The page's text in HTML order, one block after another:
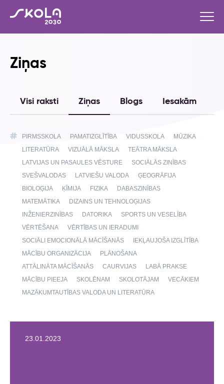
Ziņas
Visi raksti Ziņas Blogs Iesakām
PIRMSSKOLA PAMATIZGLĪTĪBA VIDUSSKOLA
MŪZIKA
LITERATŪRA
VIZUĀLĀ MĀKSLA
TEĀTRA MĀKSLA
LATVIJAS UN PASAULES VĒSTURE
SOCIĀLĀS ZINĪBAS
SVEŠVALODAS
LATVIEŠU VALODA
ĢEOGRĀFIJA
BIOLOĢIJA
ĶĪMIJA FIZIKA
DABASZINĪBAS
MATEMĀTIKA
DIZAINS UN TEHNOLOĢIJAS
INŽENIERZINĪBAS
DATORIKA
SPORTS UN VESELĪBA
VĒRTĒŠANA
VĒRTĪBAS UN IERADUMI
SOCIĀLI EMOCIONĀLĀ MĀCĪŠANĀS
IEKĻAUJOŠA IZGLĪTĪBA
MĀCĪBU ORGANIZĀCIJA
PLĀNOŠANA
ATTĀLINĀTA MĀCĪŠANĀS
CAURVIJAS
LABĀ PRAKSE
MĀCĪBU PIEEJA
SKOLĒNAM SKOLOTĀJAM
VECĀKIEM
MAZĀKUMTAUTĪBAS VALODA UN LITERATŪRA
23.01.2023